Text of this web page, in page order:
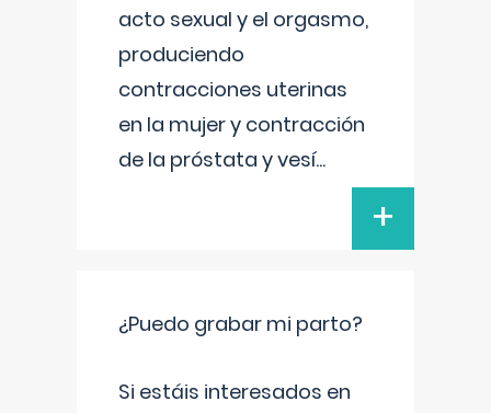
acto sexual y el orgasmo,
produciendo
contracciones uterinas
en la mujer y contracción
de la próstata y vesí...
+
¿Puedo grabar mi parto?
Si estáis interesados en